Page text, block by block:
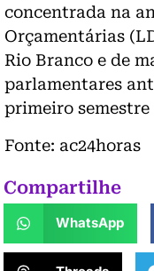
concentrada na
Orçamentárias
Rio Branco e de
parlamentares
primeiro
Fonte: ac24horas
Compartilhe
WhatsApp